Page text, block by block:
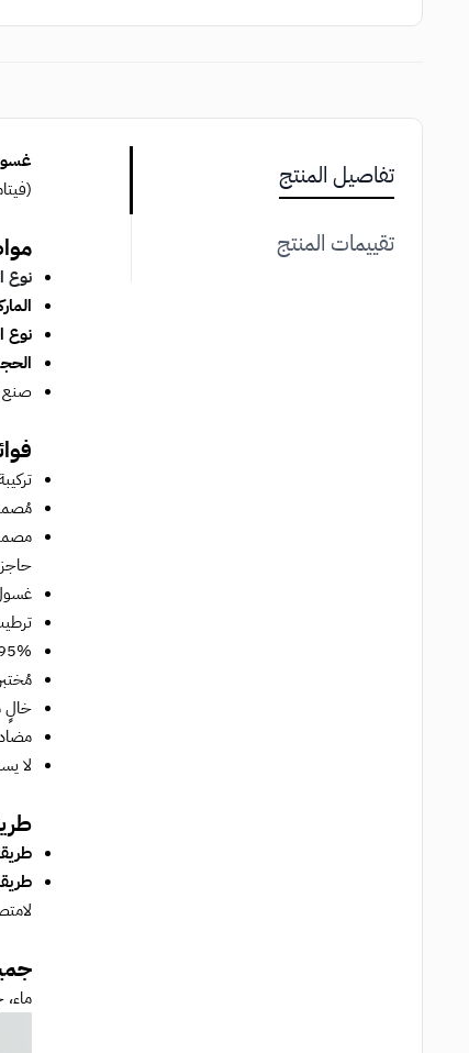
تفاصيل المنتج
تقييمات المنتج
(فيتامين ب5) والجلسرين المرطب
نوع
نوع
صنع
غسول سيتافيل يحمي
95% من المستخدمين شعروا أن المنتج يُنظف
خالٍ
لا